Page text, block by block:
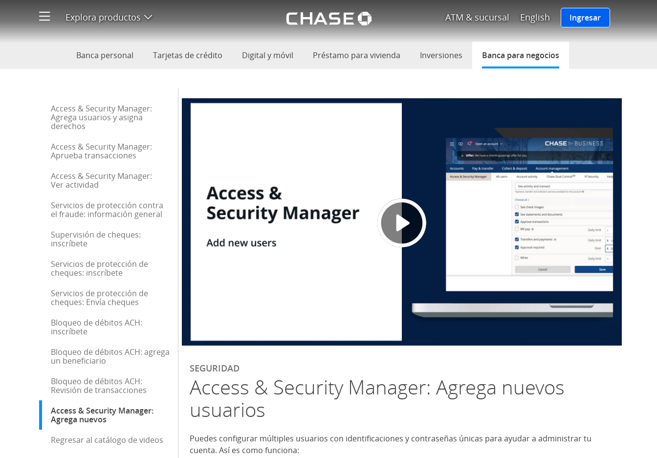
Explora productos El logotipo de Chase enlaza a la
ATM & sucursal English Ingresar
Access & Security Manager: Agrega usuarios
Banca personal Tarjetas de crédito Digital y móvil Préstamo para vivienda Inversiones (Se abre en superposición)
Banca para negocios
Inicio de la barra lateral
Access & Security Manager:
Agrega usuarios y asigna
derechos
Access & Security Manager:
Aprueba transacciones
Access & Security Manager:
Ver actividad
Servicios de protección contra
el fraude: información general
Supervisión de cheques:
inscríbete
Servicios de protección de
cheques: inscríbete
Servicios de protección de
cheques: Envía cheques
Bloqueo de débitos ACH:
inscríbete
Bloqueo de débitos ACH: agrega
un beneficiario
Bloqueo de débitos ACH:
Revisión de transacciones
Access & Security Manager:
Agrega nuevos
Regresar al catálogo de videos Fin de la barra lateral
Access
Se abre
SEGURIDAD
Access & Security Manager: Agrega nuevos
usuarios
Puedes configurar múltiples usuarios con identificaciones y contraseñas únicas para ayudar a administrar tu
cuenta. Así es como funciona: